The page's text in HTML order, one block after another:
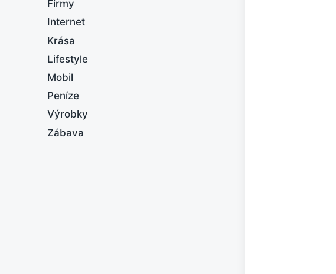
Firmy
Internet
Krása
Lifestyle
Mobil
Peníze
Výrobky
Zábava